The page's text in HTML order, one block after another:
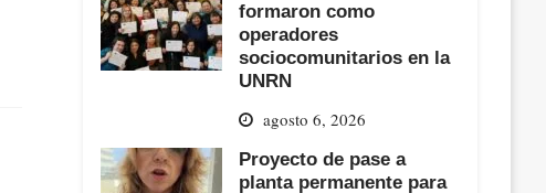
formaron como
operadores
sociocomunitarios en la
UNRN
agosto 6, 2026
Proyecto de pase a
planta permanente para